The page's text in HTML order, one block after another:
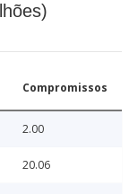
Compromissos
2.00
20.06